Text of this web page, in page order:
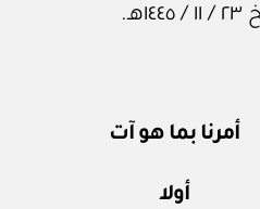
أمرنا بما هو آت
أولا